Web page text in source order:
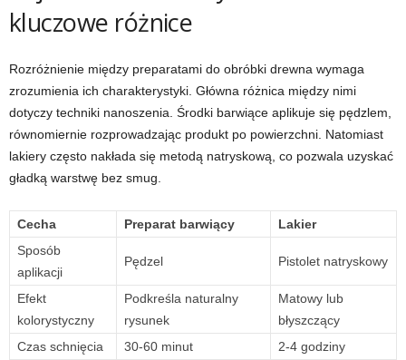
kluczowe różnice
Rozróżnienie między preparatami do obróbki drewna wymaga
zrozumienia ich charakterystyki. Główna różnica między nimi
dotyczy techniki nanoszenia. Środki barwiące aplikuje się pędzlem,
równomiernie rozprowadzając produkt po powierzchni. Natomiast
lakiery często nakłada się metodą natryskową, co pozwala uzyskać
gładką warstwę bez smug.
Cecha Preparat barwiący
Lakier
Sposób
aplikacji
Pędzel Pistolet natryskowy
Efekt
kolorystyczny
Podkreśla naturalny
rysunek
Matowy lub
błyszczący
Czas schnięcia
30-60 minut
2-4 godziny